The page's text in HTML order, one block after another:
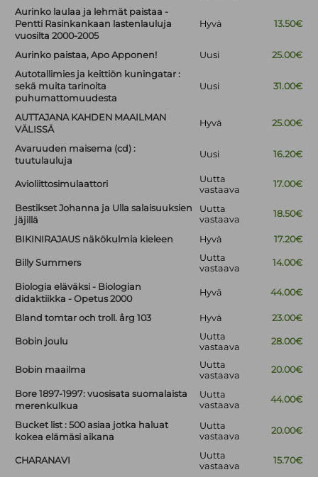
Aurinko laulaa ja lehmät paistaa -
Pentti Rasinkankaan lastenlauluja
vuosilta 2000-2005
Hyvä 13.50€
Aurinko paistaa, Apo Apponen! Uusi
25.00€
Autotallimies ja keittiön kuningatar :
sekä muita tarinoita
puhumattomuudesta
Uusi 31.00€
AUTTAJANA KAHDEN MAAILMAN
VÄLISSÄ
Hyvä 25.00€
Avaruuden maisema (cd) :
tuutulauluja
Uusi 16.20€
Avioliittosimulaattori
Uutta
vastaava
17.00€
Bestikset Johanna ja Ulla salaisuuksien
jäjillä
Uutta
vastaava
18.50€
BIKINIRAJAUS näkökulmia kieleen Hyvä 17.20€
Billy Summers
Uutta
vastaava
14.00€
Biologia eläväksi - Biologian
didaktiikka - Opetus 2000
Hyvä 44.00€
Bland tomtar och troll. årg 103 Hyvä 23.00€
Bobin joulu
Uutta
vastaava
28.00€
Bobin maailma
Uutta
vastaava
20.00€
Bore 1897-1997: vuosisata suomalaista
merenkulkua
Uutta
vastaava
44.00€
Bucket list : 500 asiaa jotka haluat
kokea elämäsi aikana
Uutta
vastaava
20.00€
CHARANAVI
Uutta
vastaava
15.70€